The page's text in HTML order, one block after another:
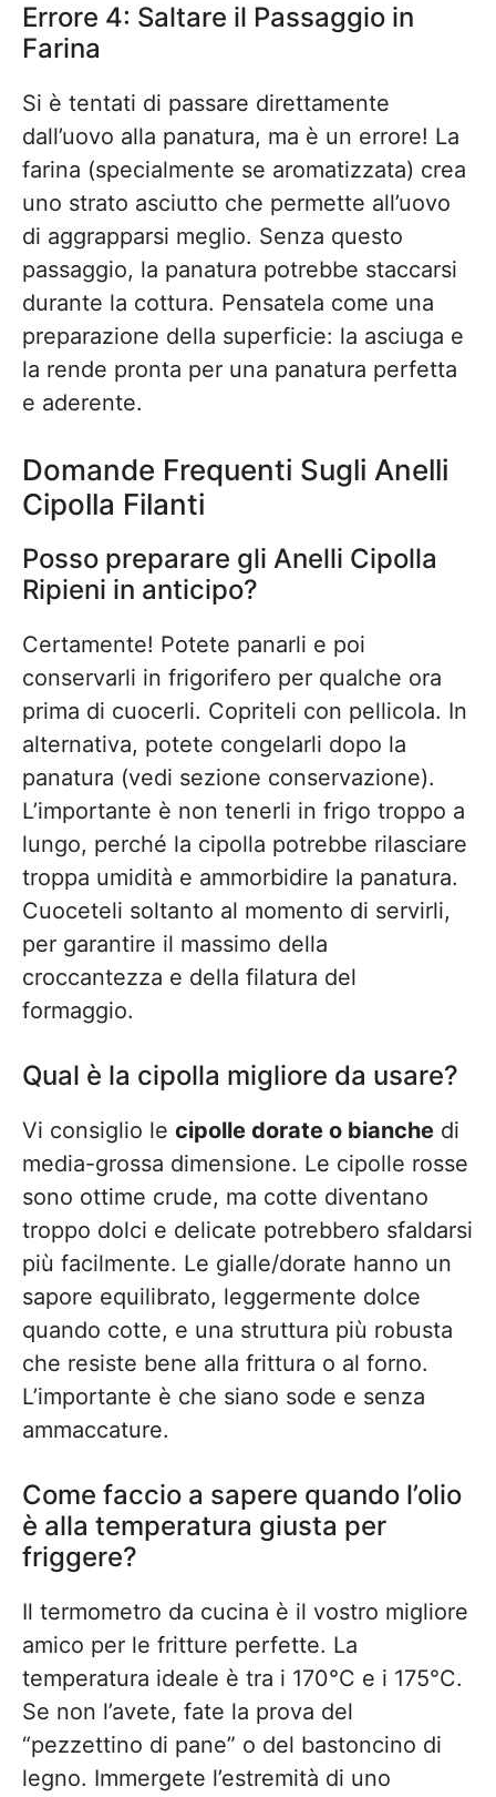
Errore 4: Saltare il Passaggio in
Farina
Si è tentati di passare direttamente
dall’uovo alla panatura, ma è un errore! La
farina (specialmente se aromatizzata) crea
uno strato asciutto che permette all’uovo
di aggrapparsi meglio. Senza questo
passaggio, la panatura potrebbe staccarsi
durante la cottura. Pensatela come una
preparazione della superficie: la asciuga e
la rende pronta per una panatura perfetta
e aderente.
Domande Frequenti Sugli Anelli
Cipolla Filanti
Posso preparare gli Anelli Cipolla
Ripieni in anticipo?
Certamente! Potete panarli e poi
conservarli in frigorifero per qualche ora
prima di cuocerli. Copriteli con pellicola. In
alternativa, potete congelarli dopo la
panatura (vedi sezione conservazione).
L’importante è non tenerli in frigo troppo a
lungo, perché la cipolla potrebbe rilasciare
troppa umidità e ammorbidire la panatura.
Cuoceteli soltanto al momento di servirli,
per garantire il massimo della
croccantezza e della filatura del
formaggio.
Qual è la cipolla migliore da usare?
Vi consiglio le cipolle dorate o bianche di
media-grossa dimensione. Le cipolle rosse
sono ottime crude, ma cotte diventano
troppo dolci e delicate potrebbero sfaldarsi
più facilmente. Le gialle/dorate hanno un
sapore equilibrato, leggermente dolce
quando cotte, e una struttura più robusta
che resiste bene alla frittura o al forno.
L’importante è che siano sode e senza
ammaccature.
Come faccio a sapere quando l’olio
è alla temperatura giusta per
friggere?
Il termometro da cucina è il vostro migliore
amico per le fritture perfette. La
temperatura ideale è tra i 170°C e i 175°C.
Se non l’avete, fate la prova del
“pezzettino di pane” o del bastoncino di
legno. Immergete l’estremità di uno